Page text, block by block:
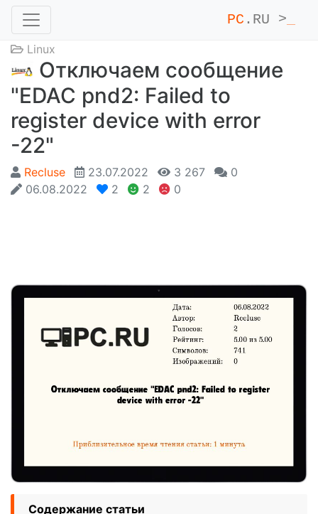
PC .RU >
Linux
Отключаем сообщение
"EDAC pnd2: Failed to
register device with error
-22"
Recluse 23.07.2022 3 267
0
06.08.2022
2 2 0
Содержание статьи